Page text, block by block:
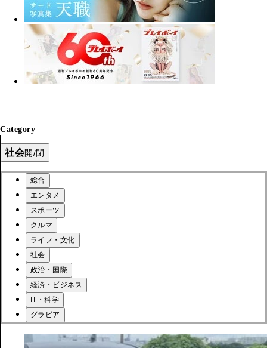
Category
社会開/閉
総合
エンタメ
スポーツ
クルマ
ライフ・文化
社会
政治・国際
経済・ビジネス
IT・科学
グラビア